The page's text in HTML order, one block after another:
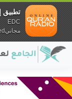
تطبيق
EDC
مجانيundefined